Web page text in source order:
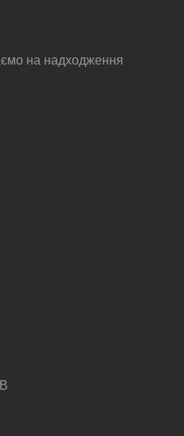
на надходження